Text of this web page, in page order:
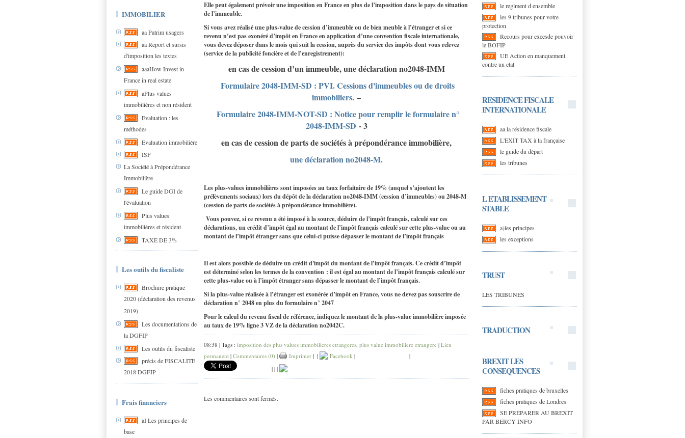
IMMOBILIER
aa Patrim usagers
aa Report et sursis
d'imposition les textes
aaaHow Invest in
France in real estate
aPlus values
immobilières et non résident
Evaluation : les
méthodes
Evaluation immobilière
ISF
La Société à Prépondérance
Immobilière
Le guide DGI de
l'évaluation
Plus values
immobilières et résident
TAXE DE 3%
Les outils du fiscaliste
Brochure pratique
2020 (déclaration des revenus
2019)
Les documentations de
la DGFIP
Les outils du fiscaliste
précis de FISCALITE
2018 DGFIP
Frais financiers
aI Les principes de
base
le reglment d ensemble
les 9 tribunes pour votre
protection
Recours pour excesde pouvoir
le BOFIP
UE Action en manquement
contre un etat
RESIDENCE FISCALE
INTERNATIONALE
aa la résidence fiscale
L'EXIT TAX à la française
le guide du départ
les tribunes
L ETABLISSEMENT
STABLE
a)les principes
les exceptions
TRUST
LES TRIBUNES
TRADUCTION
BREXIT LES
CONSEQUENCES
fiches pratiques de bruxelles
fiches pratiques de Londres
SE PREPARER AU BREXIT
PAR BERCY INFO
Elle peut également prévoir une imposition en France en plus de l’imposition dans le pays de situation
de l’immeuble.
Si vous avez réalisé une plus-value de cession d’immeuble ou de bien meuble à l’étranger et si ce
revenu n’est pas exonéré d’impôt en France en application d’une convention fiscale internationale,
vous devez déposer dans le mois qui suit la cession, auprès du service des impôts dont vous relevez
(service de la publicité foncière et de l’enregistrement):
en cas de cession d’un immeuble, une déclaration no2048-IMM
Formulaire 2048-IMM-SD : PVI. Cessions d'immeubles ou de droits
immobiliers. –
Formulaire 2048-IMM-NOT-SD : Notice pour remplir le formulaire n°
2048-IMM-SD - 3
en cas de cession de parts de sociétés à prépondérance immobilière,
une déclaration no2048-M.
Les plus-values immobilières sont imposées au taux forfaitaire de 19% (auquel s’ajoutent les
prélèvements sociaux) lors du dépôt de la déclaration no2048-IMM (cession d’immeubles) ou 2048-M
(cession de parts de sociétés à prépondérance immobilière).
Vous pouvez, si ce revenu a été imposé à la source, déduire de l’impôt français, calculé sur ces
déclarations, un crédit d’impôt égal au montant de l’impôt français calculé sur cette plus-value ou au
montant de l’impôt étranger sans que celui-ci puisse dépasser le montant de l’impôt français
Il est alors possible de déduire un crédit d'impôt du montant de l’impôt français. Ce crédit d’impôt
est déterminé selon les termes de la convention : il est égal au montant de l’impôt français calculé sur
cette plus-value ou à l’impôt étranger sans dépasser le montant de l’impôt français.
Si la plus-value réalisée à l’étranger est exonérée d’impôt en France, vous ne devez pas souscrire de
déclaration n° 2048 en plus du formulaire n° 2047
Pour le calcul du revenu fiscal de référence, indiquez le montant de la plus-value immobilière imposée
au taux de 19% ligne 3 VZ de la déclaration no2042C.
08:38 | Tags : imposition des plus values immobilieres etrangeres, plus value immobiliere etrangere | Lien
permanent | Commentaires (0) | Imprimer | | Facebook |
|
| | |
Les commentaires sont fermés.